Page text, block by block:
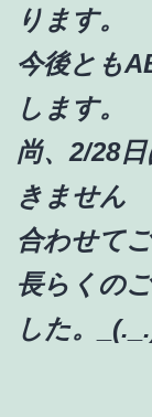
ります。
今後とも
します。
尚、2/28
きません
合わせて
長らくの
した。